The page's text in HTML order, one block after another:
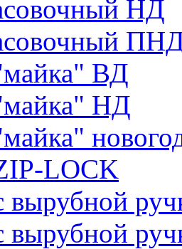
НД
ВД
НД
LOCK
вырубной
вырубной